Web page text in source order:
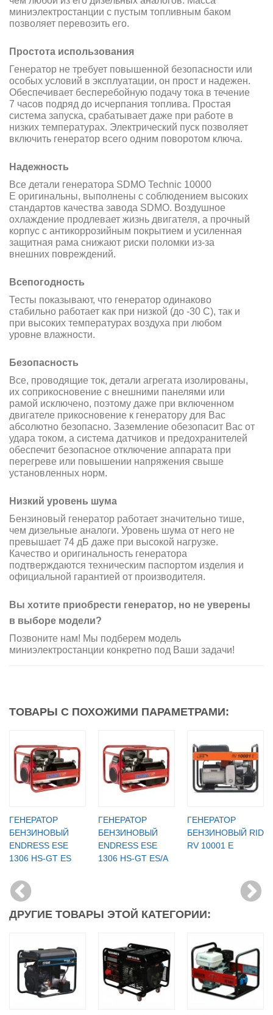
миниэлектростанции с пустым топливным баком
позволяет перевозить его.
Простота использования
Генератор не требует повышенной безопасности или
особых условий в эксплуатации, он прост и надежен.
Обеспечивает бесперебойную подачу тока в течение
7 часов подряд до исчерпания топлива. Простая
система запуска, срабатывает даже при работе в
низких температурах. Электрический пуск позволяет
включить генератор всего одним поворотом ключа.
Надежность
Все детали генератора SDMO Technic 10000
E оригинальны, выполнены с соблюдением высоких
стандартов качества завода SDMO. Воздушное
охлаждение продлевает жизнь двигателя, а прочный
корпус с антикоррозийным покрытием и усиленная
защитная рама снижают риски поломки из-за
внешних повреждений.
Всепогодность
Тесты показывают, что генератор одинаково
стабильно работает как при низкой (до -30 С), так и
при высоких температурах воздуха при любом
уровне влажности.
Безопасность
Все, проводящие ток, детали агрегата изолированы,
их соприкосновение с внешними панелями или
рамой исключено, поэтому даже при включенном
двигателе прикосновение к генератору для Вас
абсолютно безопасно. Заземление обезопасит Вас от
удара током, а система датчиков и предохранителей
обеспечит безопасное отключение аппарата при
перегреве или повышении напряжения свыше
установленных норм.
Низкий уровень шума
Бензиновый генератор работает значительно тише,
чем дизельные аналоги. Уровень шума от него не
превышает 74 дБ даже при высокой нагрузке.
Качество и оригинальность генератора
подтверждаются техническим паспортом изделия и
официальной гарантией от производителя.
Вы хотите приобрести генератор, но не уверены
в выборе модели?
Позвоните нам! Мы подберем модель
миниэлектростанции конкретно под Ваши задачи!
ТОВАРЫ С ПОХОЖИМИ ПАРАМЕТРАМИ:
ГЕНЕРАТОР
БЕНЗИНОВЫЙ
ENDRESS ESE
1306 HS-GT ES
ГЕНЕРАТОР
БЕНЗИНОВЫЙ
ENDRESS ESE
1306 HS-GT ES/A
ГЕНЕРАТОР
БЕНЗИНОВЫЙ RID
RV 10001 E
ДРУГИЕ ТОВАРЫ ЭТОЙ КАТЕГОРИИ: